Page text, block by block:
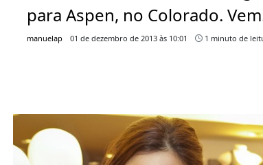
para Aspen, no Colorado.
manuelap 01 de dezembro de 2013 às 10:01 1 minuto de